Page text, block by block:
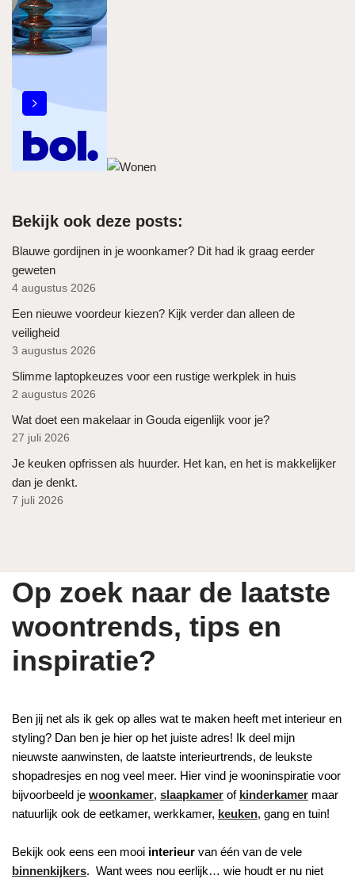
Bekijk ook deze posts:
Blauwe gordijnen in je woonkamer? Dit had ik graag eerder
geweten
4 augustus 2026
Een nieuwe voordeur kiezen? Kijk verder dan alleen de
veiligheid
3 augustus 2026
Slimme laptopkeuzes voor een rustige werkplek in huis
2 augustus 2026
Wat doet een makelaar in Gouda eigenlijk voor je?
27 juli 2026
Je keuken opfrissen als huurder. Het kan, en het is makkelijker
dan je denkt.
7 juli 2026
Op zoek naar de laatste
woontrends, tips en
inspiratie?
Ben jij net als ik gek op alles wat te maken heeft met interieur en
styling? Dan ben je hier op het juiste adres! Ik deel mijn
nieuwste aanwinsten, de laatste interieurtrends, de leukste
shopadresjes en nog veel meer. Hier vind je wooninspiratie voor
bijvoorbeeld je woonkamer, slaapkamer of kinderkamer maar
natuurlijk ook de eetkamer, werkkamer, keuken, gang en tuin!
Bekijk ook eens een mooi interieur van één van de vele
binnenkijkers. Want wees nou eerlijk… wie houdt er nu niet